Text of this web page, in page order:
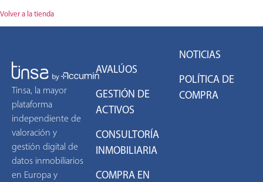
Volver a la tienda
Tinsa, la mayor
plataforma
independiente de
valoración y
gestión digital de
datos inmobiliarios
en Europa y
AVALÚOS
GESTIÓN DE
ACTIVOS
CONSULTORÍA
INMOBILIARIA
COMPRA EN
NOTICIAS
POLÍTICA DE
COMPRA